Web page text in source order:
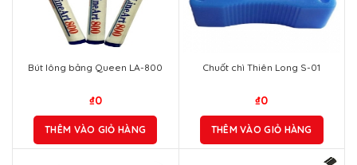
Bút lông bảng Queen LA-800
₫0
THÊM VÀO GIỎ HÀNG
Chuốt chì Thiên Long S-01
₫0
THÊM VÀO GIỎ HÀNG